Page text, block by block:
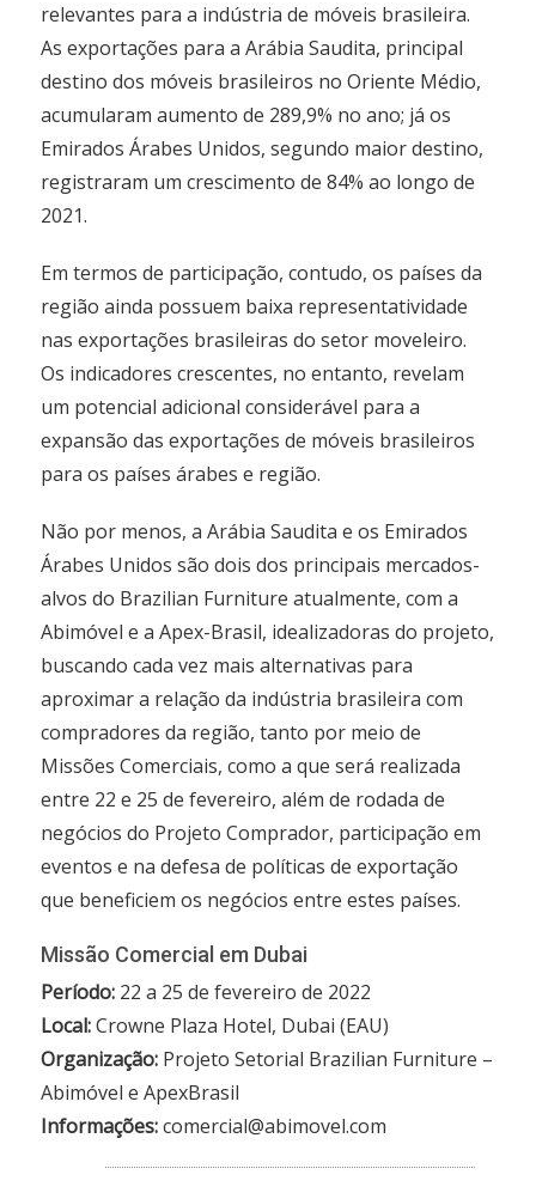
relevantes para a indústria de móveis brasileira.
As exportações para a Arábia Saudita, principal
destino dos móveis brasileiros no Oriente Médio,
acumularam aumento de 289,9% no ano; já os
Emirados Árabes Unidos, segundo maior destino,
registraram um crescimento de 84% ao longo de
2021.
Em termos de participação, contudo, os países da
região ainda possuem baixa representatividade
nas exportações brasileiras do setor moveleiro.
Os indicadores crescentes, no entanto, revelam
um potencial adicional considerável para a
expansão das exportações de móveis brasileiros
para os países árabes e região.
Não por menos, a Arábia Saudita e os Emirados
Árabes Unidos são dois dos principais mercados-
alvos do Brazilian Furniture atualmente, com a
Abimóvel e a Apex-Brasil, idealizadoras do projeto,
buscando cada vez mais alternativas para
aproximar a relação da indústria brasileira com
compradores da região, tanto por meio de
Missões Comerciais, como a que será realizada
entre 22 e 25 de fevereiro, além de rodada de
negócios do Projeto Comprador, participação em
eventos e na defesa de políticas de exportação
que beneficiem os negócios entre estes países.
Missão Comercial em Dubai
Período: 22 a 25 de fevereiro de 2022
Local:Crowne Plaza Hotel, Dubai (EAU)
Organização: Projeto Setorial Brazilian Furniture –
Abimóvel e ApexBrasil
Informações:comercial@abimovel.com